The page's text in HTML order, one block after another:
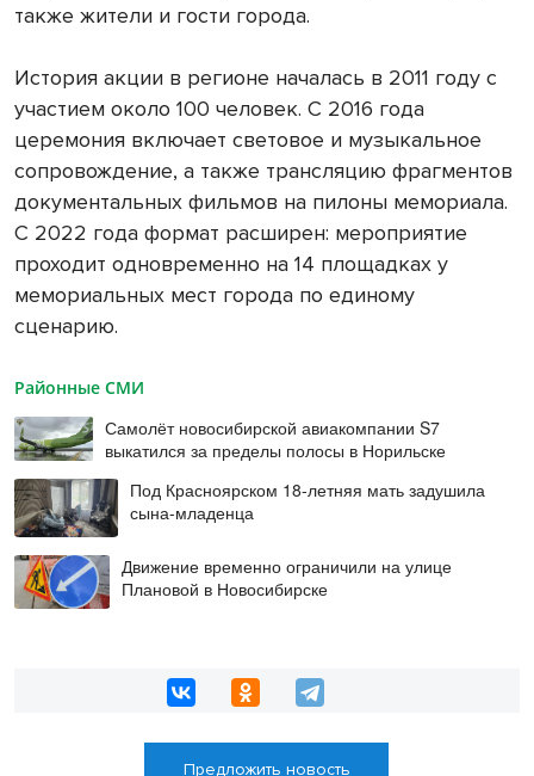
также жители и гости города.
История акции в регионе началась в 2011 году с
участием около 100 человек. С 2016 года
церемония включает световое и музыкальное
сопровождение, а также трансляцию фрагментов
документальных фильмов на пилоны мемориала.
С 2022 года формат расширен: мероприятие
проходит одновременно на 14 площадках у
мемориальных мест города по единому
сценарию.
Районные СМИ
Самолёт новосибирской авиакомпании S7
выкатился за пределы полосы в Норильске
Под Красноярском 18-летняя мать задушила
сына-младенца
Движение временно ограничили на улице
Плановой в Новосибирске
Предложить новость